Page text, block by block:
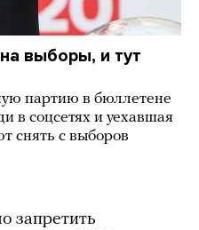
выборы, и тут
партию в бюллетене
в соцсетях и уехавшая
снять с выборов
запретить